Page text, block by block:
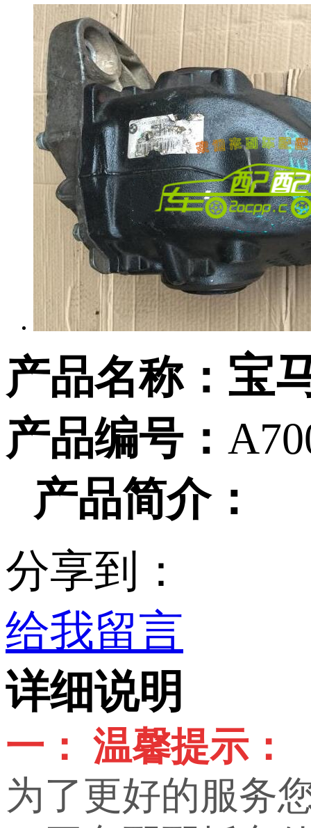
产品名称： 宝
产品编号：
产品简介：
分享到：
给我留言
详细说明
一： 温馨提示：
为了更好的服务